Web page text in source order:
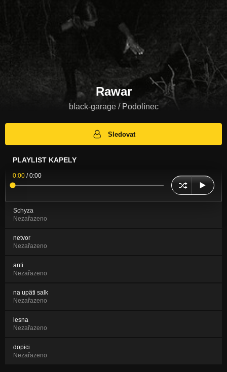
Rawar
black-garage / Podolínec
Sledovat
PLAYLIST KAPELY
0:00 /0:00
Schyza
Nezařazeno
netvor
Nezařazeno
anti
Nezařazeno
na upäti salk
Nezařazeno
lesna
Nezařazeno
dopici
Nezařazeno